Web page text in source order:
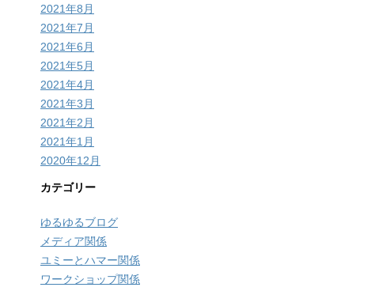
2021年8月
2021年7月
2021年6月
2021年5月
2021年4月
2021年3月
2021年2月
2021年1月
2020年12月
カテゴリー
ゆるゆるブログ
メディア関係
ユミーとハマー関係
ワークショップ関係